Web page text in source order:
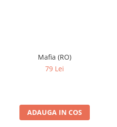
Mafia (RO)
79 Lei
ADAUGA IN COS